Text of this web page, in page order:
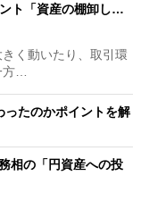
ト「資産の棚卸し…
く動いたり、取引環
…
ったのかポイントを解
相の「円資産への投